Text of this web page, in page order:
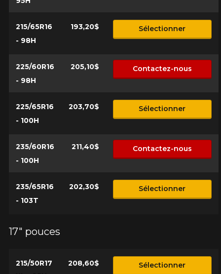
215/65R16
- 98H
193,20$ Sélectionner
225/60R16
- 98H
205,10$ Contactez-nous
225/65R16
- 100H
203,70$ Sélectionner
235/60R16
- 100H
211,40$ Contactez-nous
235/65R16
- 103T
202,30$ Sélectionner
17" pouces
215/50R17
208,60$ Sélectionner